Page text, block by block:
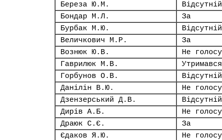
Береза Ю.М.
Відсутній
Бондар М.Л.
За
Бурбак М.Ю.
Відсутній
Величкович М.Р.
За
Вознюк Ю.В.
Не
Гаврилюк М.В.
Утримався
Горбунов О.В.
Відсутній
Данілін В.Ю.
Не
Дзензерський Д.В.
Відсутній
Дирів А.Б.
Не
Драюк С.Є.
За
Єдаков Я.Ю.
Не